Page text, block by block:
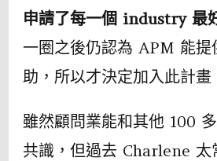
申請了每一個 industry 最
一圈之後仍認為 APM 能提
助，所以才決定加入此計畫
雖然顧問業能和其他 100
共識，但過去 Charlene 太